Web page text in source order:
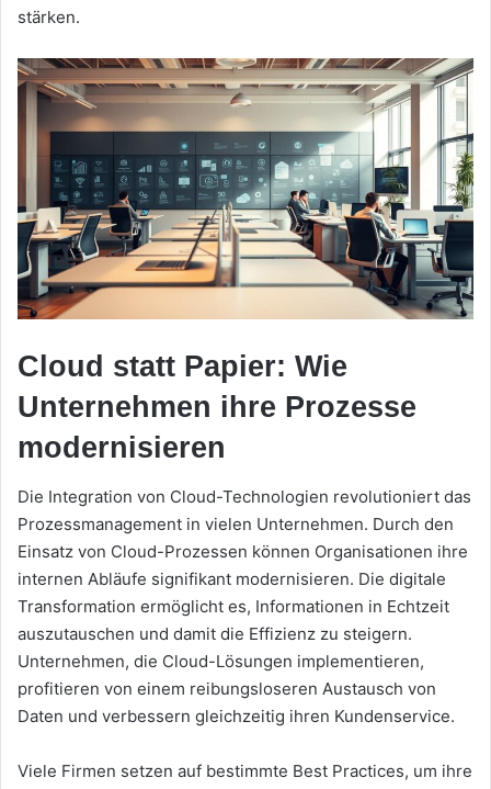
stärken.
Cloud statt Papier: Wie
Unternehmen ihre Prozesse
modernisieren
Die Integration von Cloud-Technologien revolutioniert das
Prozessmanagement in vielen Unternehmen. Durch den
Einsatz von Cloud-Prozessen können Organisationen ihre
internen Abläufe signifikant modernisieren. Die digitale
Transformation ermöglicht es, Informationen in Echtzeit
auszutauschen und damit die Effizienz zu steigern.
Unternehmen, die Cloud-Lösungen implementieren,
profitieren von einem reibungsloseren Austausch von
Daten und verbessern gleichzeitig ihren Kundenservice.
Viele Firmen setzen auf bestimmte Best Practices, um ihre